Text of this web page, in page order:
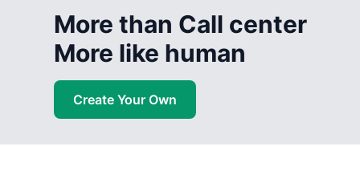
More than Call center
More like human
Create Your Own